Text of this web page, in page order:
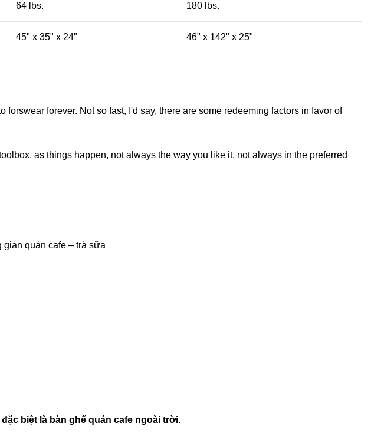
64 lbs. 180 lbs.
45" x 35" x 24" 46" x 142" x 25"
forever. Not so fast, I'd say, there are some redeeming factors in favor of
as things happen, not always the way you like it, not always in the preferred
quán cafe – trà sữa
biệt là bàn ghế quán cafe ngoài trời.